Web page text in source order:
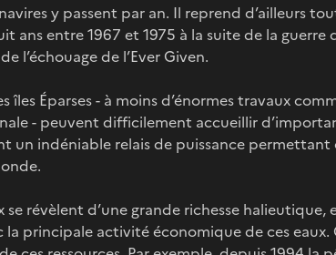
y passent par an. Il reprend d’ailleurs
ans entre 1967 et 1975 à la suite de la guerre
l’échouage de l’Ever Given.
îles Éparses - à moins d’énormes travaux
- peuvent difficilement accueillir
un indéniable relais de puissance permettant
se révèlent d’une grande richesse
principale activité économique de ces